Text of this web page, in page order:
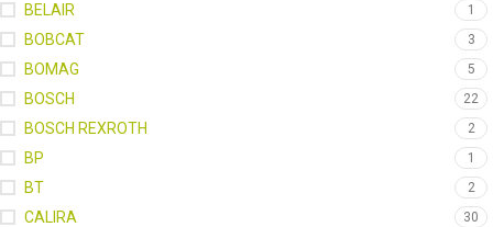
BELAIR 1
BOBCAT 3
BOMAG 5
BOSCH 22
BOSCH REXROTH 2
BP 1
BT 2
CALIRA 30